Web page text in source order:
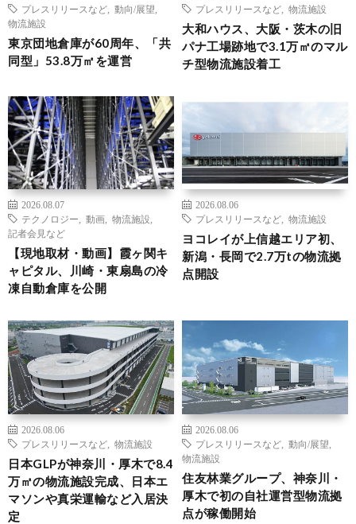
プレスリリースなど
動向/展望
物流施設
東京団地倉庫が60周年、「共
同型」53.8万㎡を運営
プレスリリースなど
物流施設
大和ハウス、大阪・茨木の旧
パナ工場跡地で3.1万㎡のマル
チ型物流施設着工
2026.08.07
テクノロジー
動画 物流施設
記者会見など
【現地取材・動画】霞ヶ関キ
ャピタル、川崎・東扇島の冷
凍自動倉庫を公開
2026.08.06
プレスリリースなど
物流施設
ヨコレイが上信越エリア初、
新潟・長岡で2.7万tの物流拠
点開設
2026.08.06
プレスリリースなど
物流施設
日本GLPが神奈川・厚木で8.4
万㎡の物流施設完成、日本エ
マソンや真栄運輸など入居決
定
2026.08.06
プレスリリースなど
動向/展望
物流施設
住友林業グループ、神奈川・
厚木で初の自社運営型物流拠
点が稼働開始